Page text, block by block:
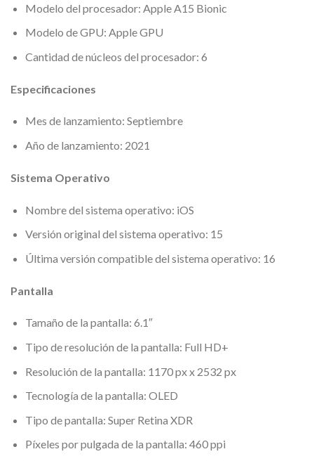
Modelo del procesador: Apple A15 Bionic
Modelo de GPU: Apple GPU
Cantidad de núcleos del procesador: 6
Especificaciones
Mes de lanzamiento: Septiembre
Año de lanzamiento: 2021
Sistema Operativo
Nombre del sistema operativo: iOS
Versión original del sistema operativo: 15
Última versión compatible del sistema operativo: 16
Pantalla
Tamaño de la pantalla: 6.1″
Tipo de resolución de la pantalla: Full HD+
Resolución de la pantalla: 1170 px x 2532 px
Tecnología de la pantalla: OLED
Tipo de pantalla: Super Retina XDR
Píxeles por pulgada de la pantalla: 460 ppi